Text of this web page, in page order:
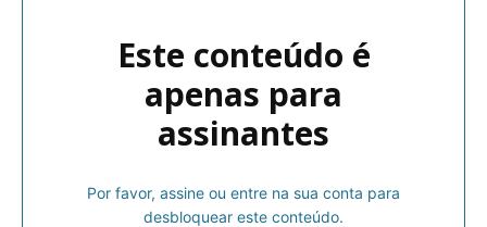
Este conteúdo é
apenas para
assinantes
Por favor, assine ou entre na sua conta para
desbloquear este conteúdo.